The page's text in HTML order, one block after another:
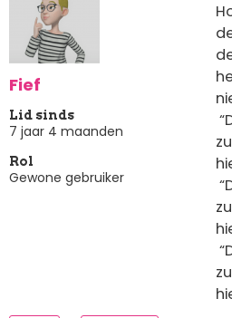
Fief
Lid sinds
7 jaar 4 maanden
Rol
Gewone gebruiker